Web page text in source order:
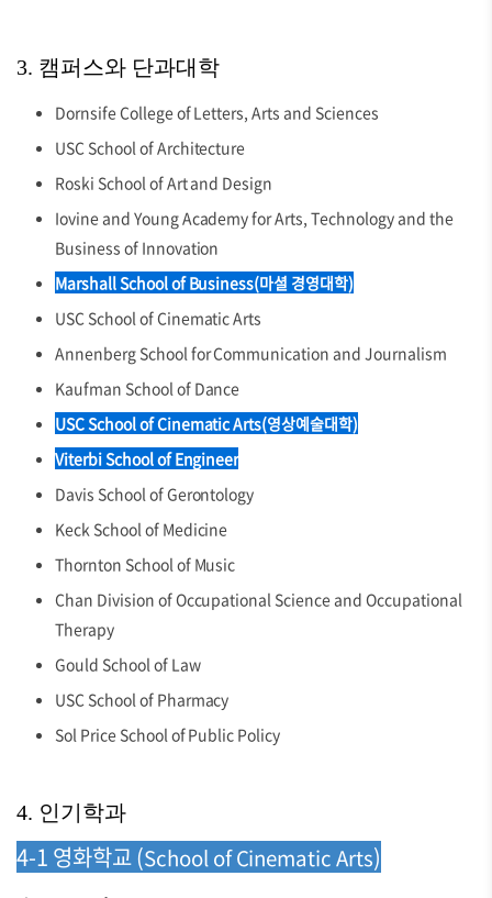
3. 캠퍼스와 단과대학
Dornsife College of Letters, Arts and Sciences
USC School of Architecture
Roski School of Art and Design
Iovine and Young Academy for Arts, Technology and the
Business of Innovation
Marshall School of Business(마셜 경영대학)
USC School of Cinematic Arts
Annenberg School for Communication and Journalism
Kaufman School of Dance
USC School of Cinematic Arts(영상예술대학)
Viterbi School of Engineer
Davis School of Gerontology
Keck School of Medicine
Thornton School of Music
Chan Division of Occupational Science and Occupational
Therapy
Gould School of Law
USC School of Pharmacy
Sol Price School of Public Policy
4. 인기학과
4-1 영화학교 (School of Cinematic Arts)